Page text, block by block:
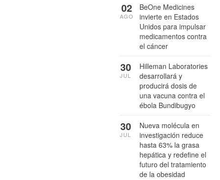
BeOne Medicines
invierte en Estados
Unidos para impulsar
medicamentos contra
el cáncer
02
AGO
Hilleman Laboratories
desarrollará y
producirá dosis de
una vacuna contra el
ébola Bundibugyo
30
JUL
Nueva molécula en
investigación reduce
hasta 63% la grasa
hepática y redefine el
futuro del tratamiento
de la obesidad
30
JUL